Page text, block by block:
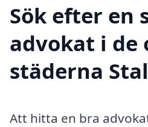
Sök efter en
advokat i de
städerna
Att hitta en bra